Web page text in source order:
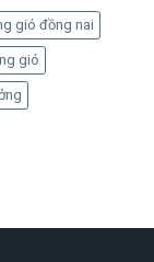
gió đồng nai
gió